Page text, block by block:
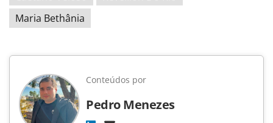
Maria Bethânia
Conteúdos por
Pedro Menezes